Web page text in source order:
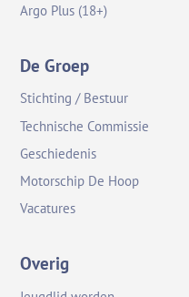
Argo Plus (18+)
De Groep
Stichting / Bestuur
Technische Commissie
Geschiedenis
Motorschip De Hoop
Vacatures
Overig